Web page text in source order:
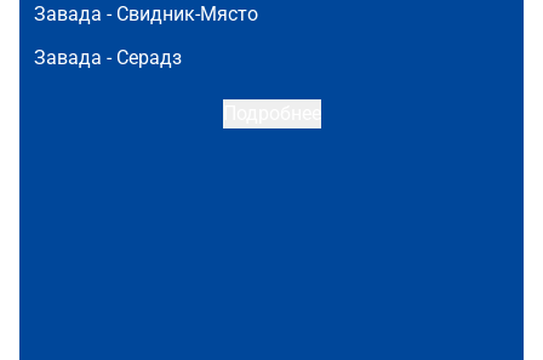
Завада - Свидник-Място
Завада - Серадз